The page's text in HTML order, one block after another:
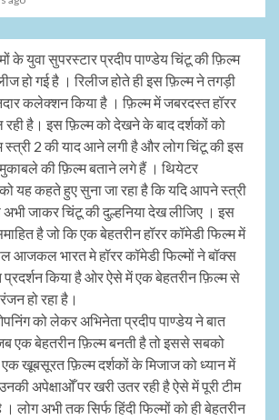
के युवा सुपरस्टार प्रदीप पाण्डेय चिंटू की फ़िल्म
हो गई है । रिलीज होते ही इस फ़िल्म ने तगड़ी
कलेक्शन किया है । फ़िल्म में जबरदस्त हॉरर
है। इस फ़िल्म को देखने के बाद दर्शकों को
स्त्री 2 की याद आने लगी है और लोग चिंटू की इस
की फ़िल्म बताने लगे हैं । थियेटर
यह कहते हुए सुना जा रहा है कि यदि आपने स्त्री
जाकर चिंटू की दुल्हनिया देख लीजिए । इस
है जो कि एक बेहतरीन हॉरर कॉमेडी फिल्म में
आजकल भारत मे हॉरर कॉमेडी फिल्मों ने बॉक्स
किया है ओर ऐसे में एक बेहतरीन फ़िल्म से
हो रहा है।
को लेकर अभिनेता प्रदीप पाण्डेय ने बात
एक बेहतरीन फ़िल्म बनती है तो इससे सबको
एक खूबसूरत फ़िल्म दर्शकों के मिजाज को ध्यान में
अपेक्षाओँ पर खरी उतर रही है ऐसे में पूरी टीम
लोग अभी तक सिर्फ हिंदी फिल्मों को ही बेहतरीन